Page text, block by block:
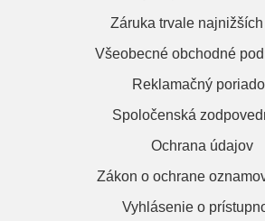
Záruka trvale
Všeobecné obchodné
Reklamačný
Spoločenská
Ochrana údajov
Zákon o ochrane
Vyhlásenie o